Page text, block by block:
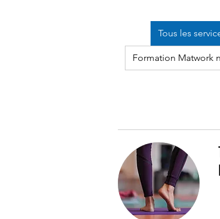
Tous les
Formation Matwork